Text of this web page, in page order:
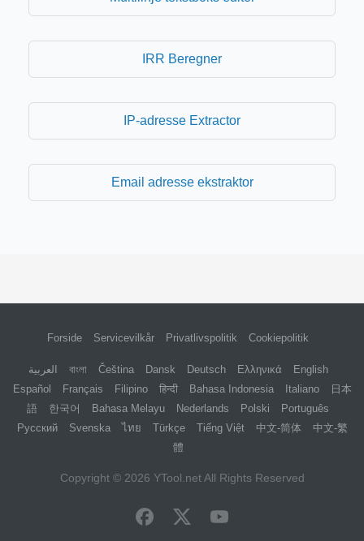
IRR Beregner
IP-adresse Extractor
Email adresse ekstraktor
Forside Servicevilkår Privatlivspolitik Cookiepolitik
العربية বাংলা Čeština Dansk Deutsch Ελληνικά
English
Español
Français Filipino हिन्दी Bahasa Indonesia Italiano
日本
語
한국어 Bahasa Melayu Nederlands Polski
Português
Русский
Svenska ไทย Türkçe Tiếng Việt 中文-简体
中文-繁
體
Copyright © 2026 YTool.netAll Rights Reserved